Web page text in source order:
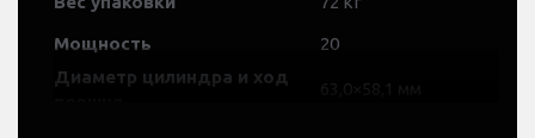
Мощность
20
Диаметр цилиндра и ход
63,0×58,1 мм